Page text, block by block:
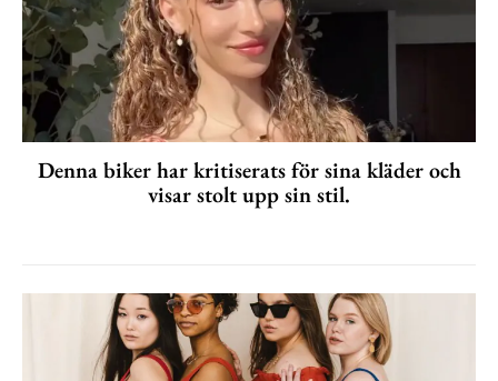
Denna biker har kritiserats för sina kläder och
visar stolt upp sin stil.